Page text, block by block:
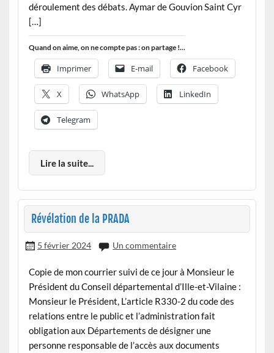
déroulement des débats. Aymar de Gouvion Saint Cyr
[…]
Quand on aime, on ne compte pas : on partage !...
Imprimer E-mail Facebook
X WhatsApp LinkedIn
Telegram
Lire la suite...
Révélation de la PRADA
5 février 2024 Un commentaire
Copie de mon courrier suivi de ce jour à Monsieur le
Président du Conseil départemental d’Ille-et-Vilaine :
Monsieur le Président, L’article R330-2 du code des
relations entre le public et l’administration fait
obligation aux Départements de désigner une
personne responsable de l’accès aux documents